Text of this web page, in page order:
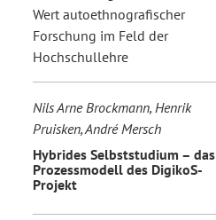
Wert autoethnografischer
Forschung im Feld der
Hochschullehre
Nils Arne Brockmann, Henrik
Pruisken, André Mersch
Hybrides Selbststudium – das
Prozessmodell des DigikoS-
Projekt